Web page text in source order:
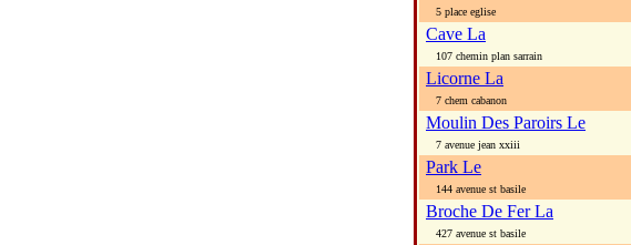
5 place eglise
Cave La
107 chemin plan sarrain
Licorne La
7 chem cabanon
Moulin Des Paroirs Le
7 avenue jean xxiii
Park Le
144 avenue st basile
Broche De Fer La
427 avenue st basile